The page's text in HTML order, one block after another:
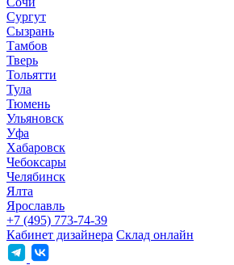
Сургут
Сызрань
Тамбов
Тверь
Тольятти
Тула
Тюмень
Ульяновск
Уфа
Хабаровск
Чебоксары
Челябинск
Ялта
Ярославль
+7 (495) 773-74-39
Кабинет дизайнера Склад онлайн